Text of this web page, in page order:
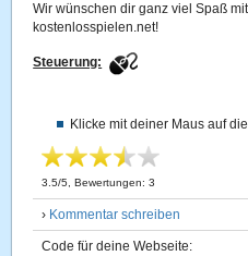
Wir wünschen dir ganz viel Spaß
kostenlosspielen.net!
Steuerung:
Klicke mit deiner Maus auf
3.5/5 , Bewertungen:3
› Kommentar schreiben
Code für deine Webseite: